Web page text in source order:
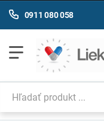
0911 080 058